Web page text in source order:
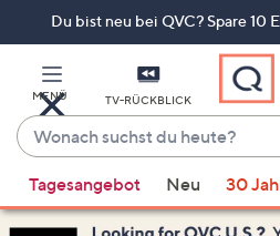
Du bist neu bei QVC? Spare 10
MENÜ TV-RÜCKBLICK
Wonach
suchst
du
heute?
Vorschläge
verfügbar
Tagesangebot Neu 30